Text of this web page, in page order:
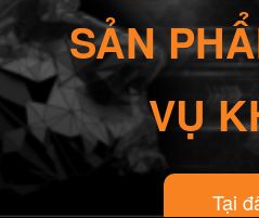
SẢN
VỤ
Tại